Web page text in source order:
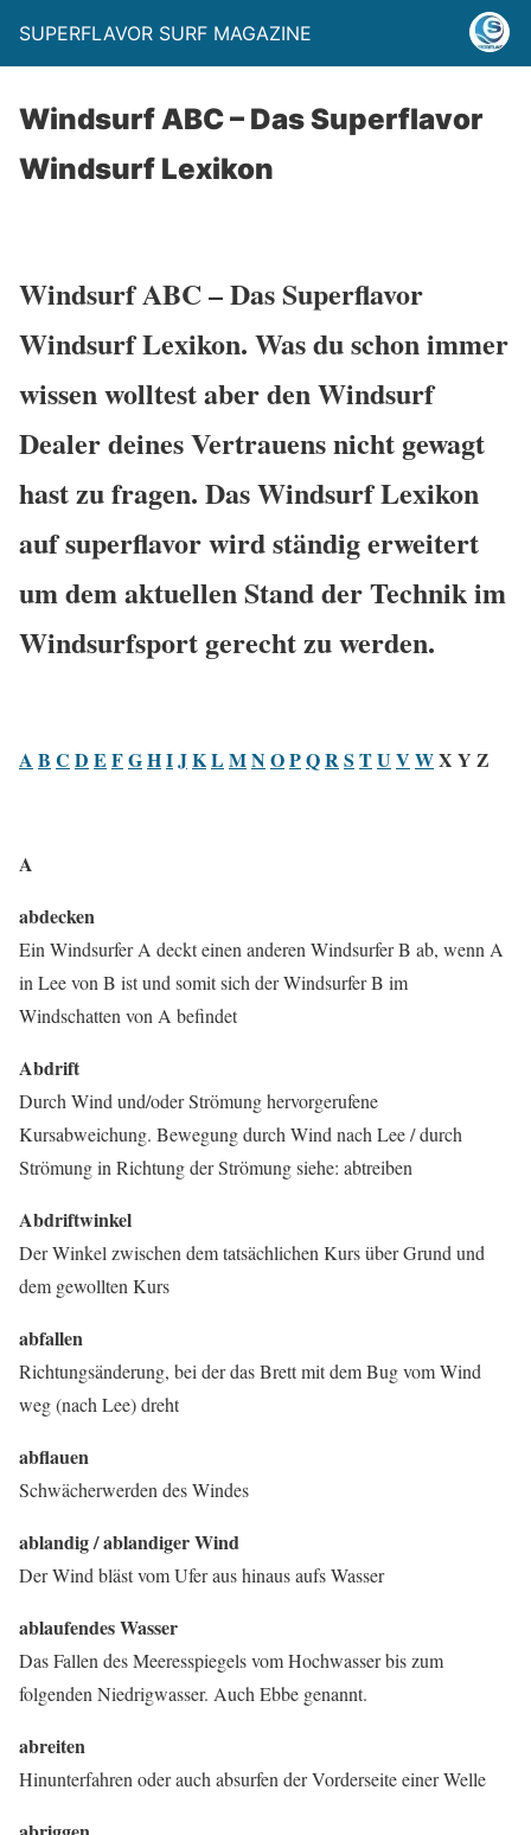
SUPERFLAVOR SURF MAGAZINE
Windsurf ABC – Das Superflavor
Windsurf Lexikon
Windsurf ABC – Das Superflavor
Windsurf Lexikon. Was du schon immer
wissen wolltest aber den Windsurf
Dealer deines Vertrauens nicht gewagt
hast zu fragen. Das Windsurf Lexikon
auf superflavor wird ständig erweitert
um dem aktuellen Stand der Technik im
Windsurfsport gerecht zu werden.
A B C D E FGHIJKLMNOPQRS TUVWX Y Z
A
abdecken
Ein Windsurfer A deckt einen anderen Windsurfer B ab, wenn A
in Lee von B ist und somit sich der Windsurfer B im
Windschatten von A befindet
Abdrift
Durch Wind und/oder Strömung hervorgerufene
Kursabweichung. Bewegung durch Wind nach Lee / durch
Strömung in Richtung der Strömung siehe: abtreiben
Abdriftwinkel
Der Winkel zwischen dem tatsächlichen Kurs über Grund und
dem gewollten Kurs
abfallen
Richtungsänderung, bei der das Brett mit dem Bug vom Wind
weg (nach Lee) dreht
abflauen
Schwächerwerden des Windes
ablandig / ablandiger Wind
Der Wind bläst vom Ufer aus hinaus aufs Wasser
ablaufendes Wasser
Das Fallen des Meeresspiegels vom Hochwasser bis zum
folgenden Niedrigwasser. Auch Ebbe genannt.
abreiten
Hinunterfahren oder auch absurfen der Vorderseite einer Welle